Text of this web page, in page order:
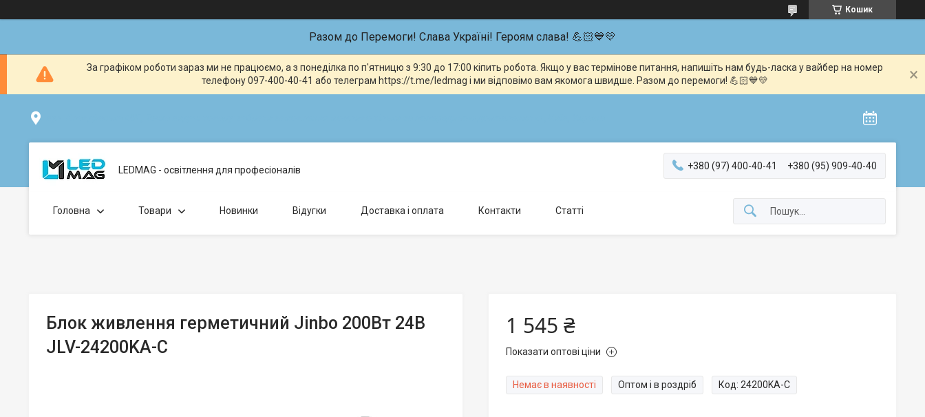
Кошик
Разом до Перемоги! Слава Україні! Героям слава! 💪🏻💙💛
За графіком роботи зараз ми не працюємо, а з понеділка по п'ятницю з 9:30 до 17:00 кіпить робота. Якщо у вас термінове питання, напишіть нам будь-ласка у вайбер на номер
телефону 097-400-40-41 або телеграм https://t.me/ledmag і ми відповімо вам якомога швидше. Разом до перемоги! 💪🏻💙💛
LEDMAG - освітлення для професіоналів +380 (97) 400-40-41 +380 (95) 909-40-40
Головна Товари Новинки Відугки Доставка і оплата Контакти Статті
Блок живлення герметичний Jinbo 200Вт 24В
JLV-24200KA-C
1 545 ₴
Показати оптові ціни
Немає в наявності Оптом і в роздріб Код: 24200KA-C